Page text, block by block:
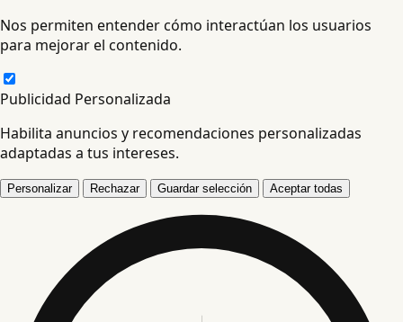
Nos permiten entender cómo interactúan los usuarios
para mejorar el contenido.
Publicidad Personalizada
Habilita anuncios y recomendaciones personalizadas
adaptadas a tus intereses.
Personalizar Rechazar Guardar selección Aceptar todas